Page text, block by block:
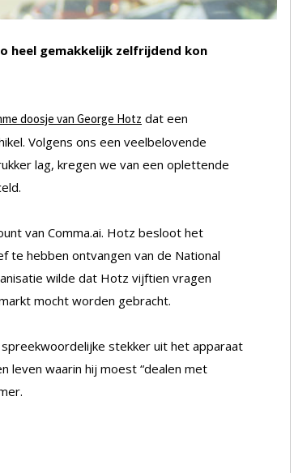
heel gemakkelijk zelfrijdend kon
doosje van George Hotz dat een
Volgens ons een veelbelovende
lag, kregen we van een oplettende
van Comma.ai. Hotz besloot het
te hebben ontvangen van de National
wilde dat Hotz vijftien vragen
mocht worden gebracht.
stekker uit het apparaat
leven waarin hij moest “dealen met